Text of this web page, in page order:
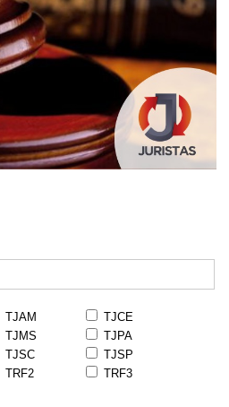
TJAM
TJCE
TJMS
TJPA
TJSC
TJSP
TRF2
TRF3